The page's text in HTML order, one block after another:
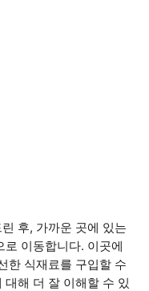
후, 가까운 곳에 있는
이동합니다. 이곳에
한 식재료를 구입할 수
해 더 잘 이해할 수 있